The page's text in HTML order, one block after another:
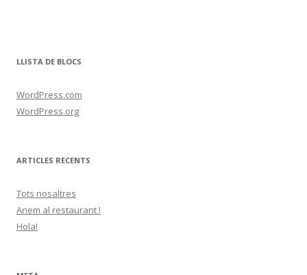
LLISTA DE BLOCS
WordPress.com
WordPress.org
ARTICLES RECENTS
Tots nosaltres
Anem al restaurant !
Hola!